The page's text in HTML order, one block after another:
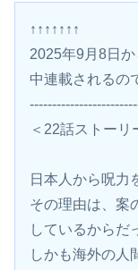
↑↑↑↑↑↑↑
2025年9月8日
中連載されるの
＜22話ストーリ
日本人から呪力
その理由は、案
しているからだ
しかも海外の人